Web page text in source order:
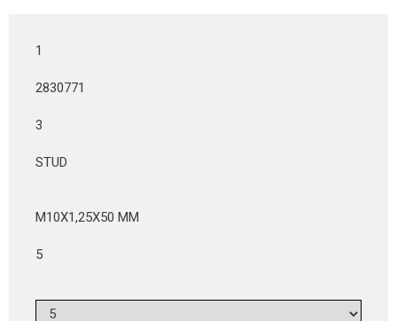
1
2830771
3
STUD
M10X1,25X50 MM
5